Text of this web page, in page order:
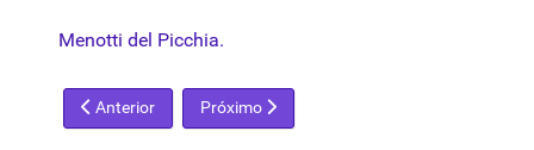
Menotti del Picchia.
Artigo anterior: Oswald de Andrade
Anterior Próximo artigo: Martins Ribeiro
Próximo